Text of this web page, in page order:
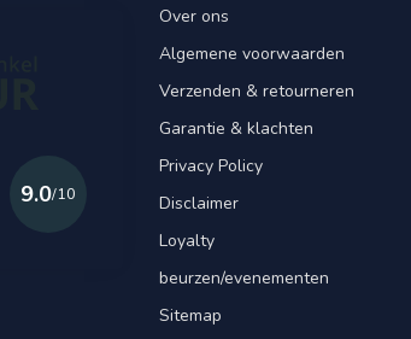
9.0/10
Over ons
Algemene voorwaarden
Verzenden & retourneren
Garantie & klachten
Privacy Policy
Disclaimer
Loyalty
beurzen/evenementen
Sitemap